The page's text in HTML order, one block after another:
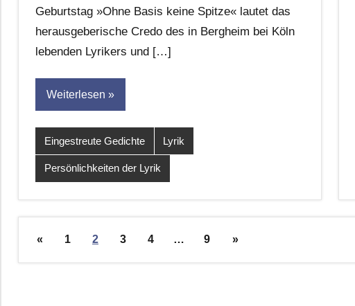
Geburtstag »Ohne Basis keine Spitze« lautet das
herausgeberische Credo des in Bergheim bei Köln
lebenden Lyrikers und […]
Weiterlesen
Eingestreute Gedichte Lyrik
Persönlichkeiten der Lyrik
Seitennummerierung
Beiträge
«Vorherige
1 2 3 4 … 9
Nächste
»